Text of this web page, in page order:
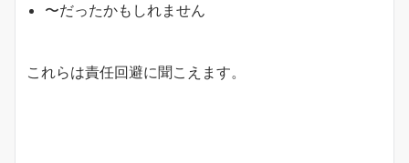
〜だったかもしれません
これらは責任回避に聞こえます。